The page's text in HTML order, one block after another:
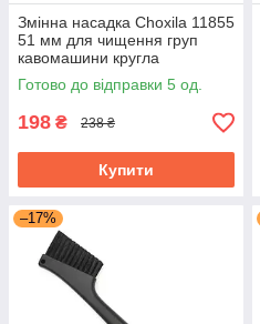
Змінна насадка Choxila 11855
51 мм для чищення груп
кавомашини кругла
Готово до відправки 5 од.
198 ₴ 238 ₴
Купити
–17%